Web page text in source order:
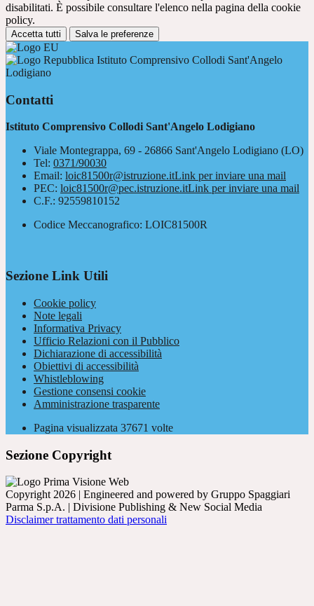
disabilitati. È possibile consultare l'elenco nella pagina della cookie
policy.
Accetta tutti Salva le preferenze
Istituto Comprensivo Collodi Sant'Angelo
Lodigiano
Contatti
Istituto Comprensivo Collodi Sant'Angelo Lodigiano
Viale Montegrappa, 69 - 26866 Sant'Angelo Lodigiano (LO)
Tel: 0371/90030
Email: loic81500r@istruzione.itLink per inviare una mail
PEC: loic81500r@pec.istruzione.itLink per inviare una mail
C.F.: 92559810152
Codice Meccanografico: LOIC81500R
Sezione Link Utili
Cookie policy
Note legali
Informativa Privacy
Ufficio Relazioni con il Pubblico
Dichiarazione di accessibilità
Obiettivi di accessibilità
Whistleblowing
Gestione consensi cookie
Amministrazione trasparente
Pagina visualizzata 37671 volte
Sezione Copyright
Copyright 2026 | Engineered and powered by Gruppo Spaggiari
Parma S.p.A. | Divisione Publishing & New Social Media
Disclaimer trattamento dati personali